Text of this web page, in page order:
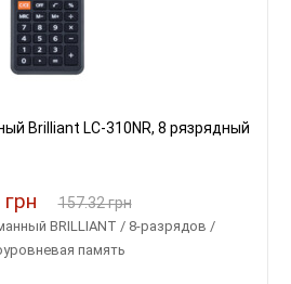
Brilliant LC-310NR, 8 рязрядный
157.32 грн
BRILLIANT / 8-разрядов /
память